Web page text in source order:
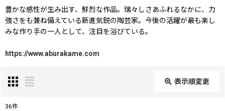
豊かな感性が生み出す、鮮烈な作品。瑞々しさあふれるなかに、力
強さをも兼ね備えている新進気鋭の陶芸家。今後の活躍が最も楽し
みな作り手の一人として、注目を浴びている。
https://www.aburakame.com
表示順変更
36件